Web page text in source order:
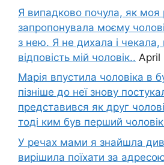
Я випадково почула, як моя
запропонувала моєму
з нею. Я не дихала і
відповість мій чоловік.. April
Марія впустила чоловіка в
пізніше до неї знову
представився як друг
тоді ким був перший
У речах мами я знайшла див
вирішила поїхати за